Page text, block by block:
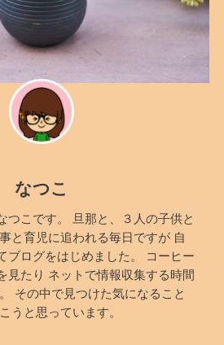
なつこ
つこです。 旦那と、３人の子供と
と育児に追われる毎日ですが 自
ブログをはじめました。 コーヒー
見たり ネットで情報収集する時間
その中で見つけた気になること
うと思っています。